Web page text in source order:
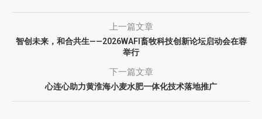
上一篇文章
智创未来，和合共生——2026WAFI畜牧科技创新论坛启动会在蓉
举行
下一篇文章
心连心助力黄淮海小麦水肥一体化技术落地推广